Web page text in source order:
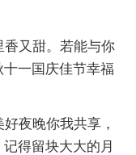
香又甜。若能与你
一国庆佳节幸福
夜晚你我共享，
得留块大大的月